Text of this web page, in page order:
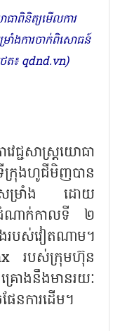
ាពិនិត្យមើលការ
រាំងការចាក់ពិសោធន៍
ត៖ qdnd.vn)
េជ្ជសាស្ត្រយោធា
រុងហូជីមិញបាន
រិតសម្រាំង ដោយ
សដំណាក់កាលទី ២
របស់វៀតណាម។
របស់ក្រុមហ៊ុន
ោងនឹងមានរយៈ
នការដើម។